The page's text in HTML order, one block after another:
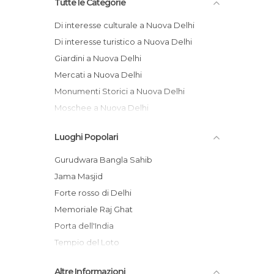
Tutte le Categorie
Di interesse culturale a Nuova Delhi
Di interesse turistico a Nuova Delhi
Giardini a Nuova Delhi
Mercati a Nuova Delhi
Monumenti Storici a Nuova Delhi
Moschee a Nuova Delhi
Negozi a Nuova Delhi
Pub a Nuova Delhi
Quartieri a Nuova Delhi
Stazioni Ferroviarie a Nuova Delhi
Templi a Nuova Delhi
Vie a Nuova Delhi
Villaggi a Nuova Delhi
Luoghi Popolari
Gurudwara Bangla Sahib
Jama Masjid
Forte rosso di Delhi
Memoriale Raj Ghat
Porta dell'India
Tempio del Loto
Altre Informazioni